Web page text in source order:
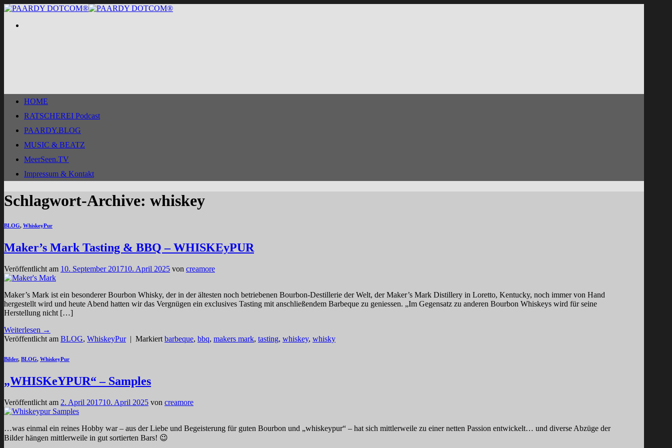
Zum
springen
HOME
RATSCHEREI Podcast
PAARDY.BLOG
MUSIC & BEATZ
MeerSeen.TV
Impressum & Kontakt
Schlagwort-Archive: whiskey
BLOG, WhiskeyPur
Maker’s Mark Tasting & BBQ – WHISKEyPUR
Veröffentlicht am 10. September 201710. April 2025 von creamore
Maker’s Mark ist ein besonderer Bourbon Whisky, der in der ältesten noch betriebenen Bourbon-Destillerie der Welt, der Maker’s Mark Distillery in Loretto, Kentucky, noch immer von Hand
hergestellt wird und heute Abend hatten wir das Vergnügen ein exclusives Tasting mit anschließendem Barbeque zu geniessen. „Im Gegensatz zu anderen Bourbon Whiskeys wird für seine
Herstellung nicht […]
Weiterlesen →
Veröffentlicht am BLOG, WhiskeyPur | Markiert barbeque, bbq, makers mark, tasting, whiskey, whisky
Bilder, BLOG, WhiskeyPur
„WHISKeYPUR“ – Samples
Veröffentlicht am 2. April 201710. April 2025 von creamore
…was einmal ein reines Hobby war – aus der Liebe und Begeisterung für guten Bourbon und „whiskeypur“ – hat sich mittlerweile zu einer netten Passion entwickelt… und diverse Abzüge der
Bilder hängen mittlerweile in gut sortierten Bars! 😉